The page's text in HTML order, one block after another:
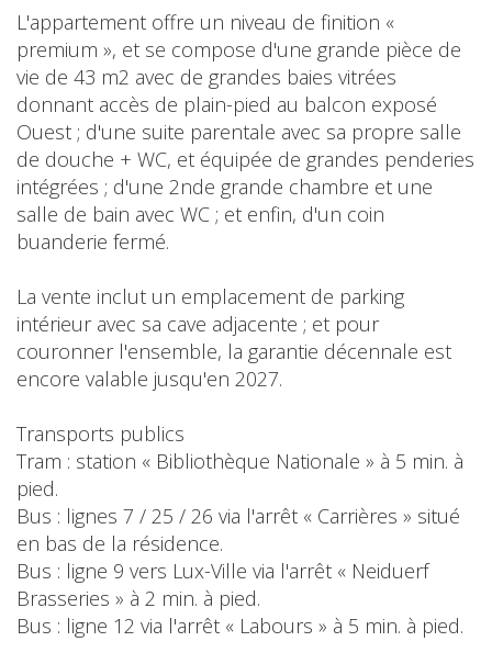
L'appartement offre un niveau de finition «
premium », et se compose d'une grande pièce de
vie de 43 m2 avec de grandes baies vitrées
donnant accès de plain-pied au balcon exposé
Ouest ; d'une suite parentale avec sa propre salle
de douche + WC, et équipée de grandes penderies
intégrées ; d'une 2nde grande chambre et une
salle de bain avec WC ; et enfin, d'un coin
buanderie fermé.
La vente inclut un emplacement de parking
intérieur avec sa cave adjacente ; et pour
couronner l'ensemble, la garantie décennale est
encore valable jusqu'en 2027.
Transports publics
Tram : station « Bibliothèque Nationale » à 5 min. à
pied.
Bus : lignes 7 / 25 / 26 via l'arrêt « Carrières » situé
en bas de la résidence.
Bus : ligne 9 vers Lux-Ville via l'arrêt « Neiduerf
Brasseries » à 2 min. à pied.
Bus : ligne 12 via l'arrêt « Labours » à 5 min. à pied.